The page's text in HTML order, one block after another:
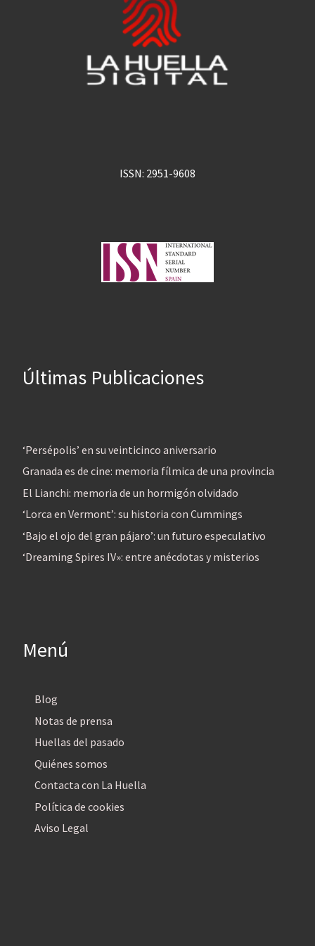
ISSN: 2951-9608
Últimas Publicaciones
‘Persépolis’ en su veinticinco aniversario
Granada es de cine: memoria fílmica de una provincia
El Lianchi: memoria de un hormigón olvidado
‘Lorca en Vermont’: su historia con Cummings
‘Bajo el ojo del gran pájaro’: un futuro especulativo
‘Dreaming Spires IV»: entre anécdotas y misterios
Menú
Blog
Notas de prensa
Huellas del pasado
Quiénes somos
Contacta con La Huella
Política de cookies
Aviso Legal